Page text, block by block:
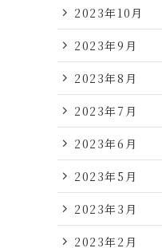
2023年10月
2023年9月
2023年8月
2023年7月
2023年6月
2023年5月
2023年3月
2023年2月